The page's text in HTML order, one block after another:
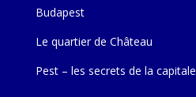
Budapest
Le quartier de Château
Pest – les secrets de la capitale